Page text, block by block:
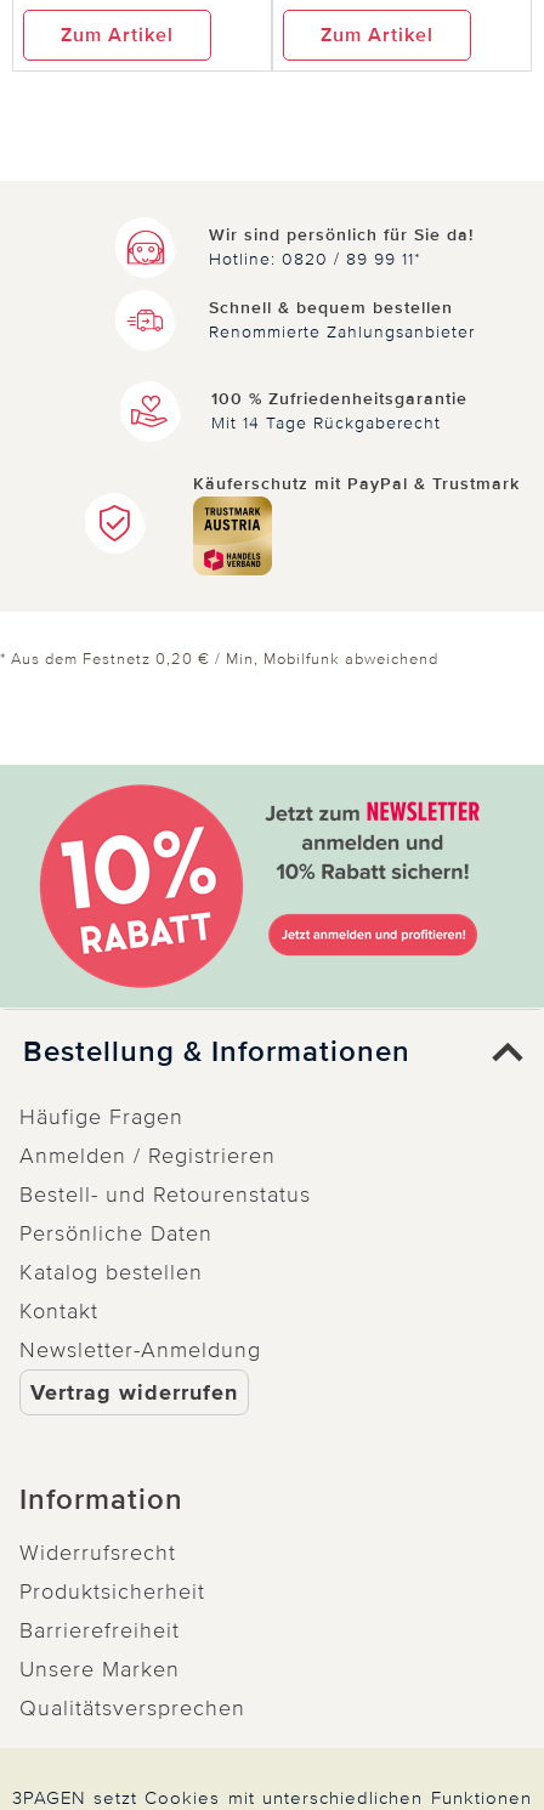
Zum Artikel Zum Artikel
Wir sind persönlich für Sie da!
Hotline: 0820 / 89 99 11*
Schnell & bequem bestellen
Renommierte Zahlungsanbieter
100 % Zufriedenheitsgarantie
Mit 14 Tage Rückgaberecht
Käuferschutz mit PayPal & Trustmark
* Aus dem Festnetz 0,20 € / Min, Mobilfunk abweichend
Bestellung & Informationen
Häufige Fragen
Anmelden / Registrieren
Bestell- und Retourenstatus
Persönliche Daten
Katalog bestellen
Kontakt
Newsletter-Anmeldung
Vertrag widerrufen
Information
Widerrufsrecht
Produktsicherheit
Barrierefreiheit
Unsere Marken
Qualitätsversprechen
3PAGEN setzt Cookies mit unterschiedlichen Funktionen